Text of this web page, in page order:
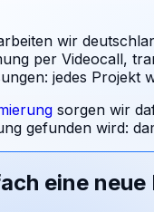
wir
per Videocall,
jedes Projekt
sorgen wir
gefunden wird:
eine